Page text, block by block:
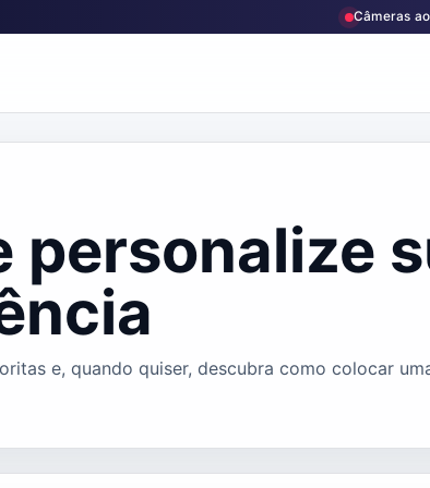
Câmeras
personalize
e, quando quiser, descubra como colocar